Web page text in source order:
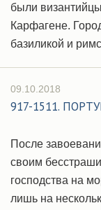
были
Карфагене.
базиликой и
09.10.2018
917-1511.
После
своим
господства на
лишь на